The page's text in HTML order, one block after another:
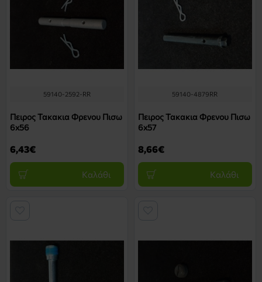
59140-2592-RR
Πειρος Τακακια Φρενου Πισω
6x56
6,43€
Καλάθι
59140-4879RR
Πειρος Τακακια Φρενου Πισω
6x57
8,66€
Καλάθι